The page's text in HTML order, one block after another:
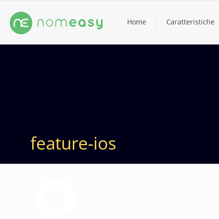
Home Caratteristiche
feature-ios